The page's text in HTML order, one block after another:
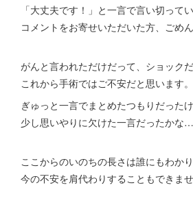
「大丈夫です！」と一言で言い切って
コメントをお寄せいただいた方、ごめん
がんと言われただけだって、ショック
これから手術ではご不安だと思います。
ぎゅっと一言でまとめたつもりだった
少し思いやりに欠けた一言だったかな…
ここからのいのちの長さは誰にもわかり
今の不安を肩代わりすることもできませ